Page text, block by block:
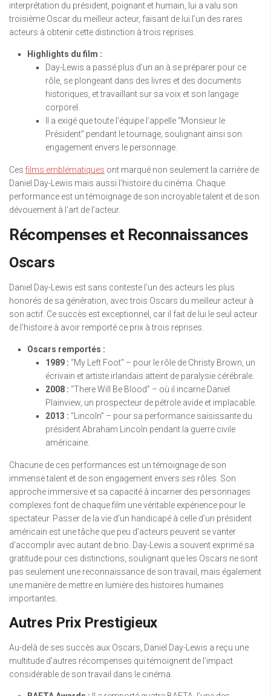
interprétation du président, poignant et humain, lui a valu son
troisième Oscar du meilleur acteur, faisant de lui l’un des rares
acteurs à obtenir cette distinction à trois reprises.
Highlights du film :
Day-Lewis a passé plus d’un an à se préparer pour ce
rôle, se plongeant dans des livres et des documents
historiques, et travaillant sur sa voix et son langage
corporel.
Il a exigé que toute l’équipe l’appelle “Monsieur le
Président” pendant le tournage, soulignant ainsi son
engagement envers le personnage.
Ces films emblématiques ont marqué non seulement la carrière de
Daniel Day-Lewis mais aussi l’histoire du cinéma. Chaque
performance est un témoignage de son incroyable talent et de son
dévouement à l’art de l’acteur.
Récompenses et Reconnaissances
Oscars
Daniel Day-Lewis est sans conteste l’un des acteurs les plus
honorés de sa génération, avec trois Oscars du meilleur acteur à
son actif. Ce succès est exceptionnel, car il fait de lui le seul acteur
de l’histoire à avoir remporté ce prix à trois reprises.
Oscars remportés :
1989 : “My Left Foot” – pour le rôle de Christy Brown, un
écrivain et artiste irlandais atteint de paralysie cérébrale.
2008 : “There Will Be Blood” – où il incarne Daniel
Plainview, un prospecteur de pétrole avide et implacable.
2013 : “Lincoln” – pour sa performance saisissante du
président Abraham Lincoln pendant la guerre civile
américaine.
Chacune de ces performances est un témoignage de son
immense talent et de son engagement envers ses rôles. Son
approche immersive et sa capacité à incarner des personnages
complexes font de chaque film une véritable expérience pour le
spectateur. Passer de la vie d’un handicapé à celle d’un président
américain est une tâche que peu d’acteurs peuvent se vanter
d’accomplir avec autant de brio. Day-Lewis a souvent exprimé sa
gratitude pour ces distinctions, soulignant que les Oscars ne sont
pas seulement une reconnaissance de son travail, mais également
une manière de mettre en lumière des histoires humaines
importantes.
Autres Prix Prestigieux
Au-delà de ses succès aux Oscars, Daniel Day-Lewis a reçu une
multitude d’autres récompenses qui témoignent de l’impact
considérable de son travail dans le cinéma.